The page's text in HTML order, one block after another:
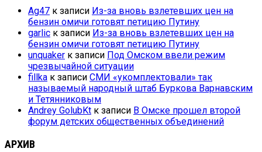
Ag47 к записи Из-за вновь взлетевших цен на
бензин омичи готовят петицию Путину
garlic к записи Из-за вновь взлетевших цен на
бензин омичи готовят петицию Путину
unquaker к записи Под Омском ввели режим
чрезвычайной ситуации
fillka к записи СМИ «укомплектовали» так
называемый народный штаб Буркова Варнавским
и Тетянниковым
Andrey GolubKt к записи В Омске прошел второй
форум детских общественных объединений
АРХИВ